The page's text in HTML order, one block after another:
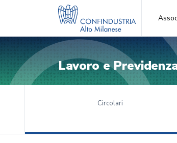
Lavoro e
Circolari